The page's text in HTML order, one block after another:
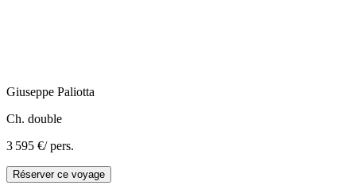
Giuseppe Paliotta
Ch. double
3 595 €/ pers.
Réserver ce voyage